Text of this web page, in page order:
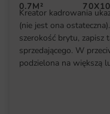
0.7M²
Kreator kadrowania
(nie jest ona
szerokość brytu, zapisz
sprzedającego. W
podzielona na większą